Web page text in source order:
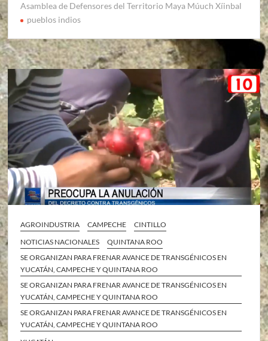
Asamblea de Defensores del Territorio Maya Múuch Xíinbal
pueblos indios
AGROINDUSTRIA CAMPECHE
CINTILLO
NOTICIAS NACIONALES
QUINTANA ROO
SE ORGANIZAN PARA FRENAR AVANCE DE TRANSGÉNICOS EN
YUCATÁN, CAMPECHE Y QUINTANA ROO
SE ORGANIZAN PARA FRENAR AVANCE DE TRANSGÉNICOS EN
YUCATÁN, CAMPECHE Y QUINTANA ROO
SE ORGANIZAN PARA FRENAR AVANCE DE TRANSGÉNICOS EN
YUCATÁN, CAMPECHE Y QUINTANA ROO